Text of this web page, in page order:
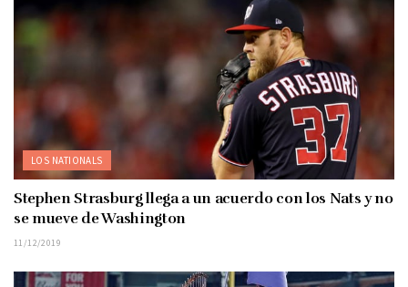
LOS NATIONALS
Stephen Strasburg llega a un acuerdo con los Nats y no
se mueve de Washington
11/12/2019